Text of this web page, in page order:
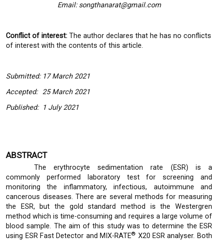
Email: songthanarat@gmail.com
Conflict of interest: The author declares that he has no conflicts
of interest with the contents of this article.
Submitted: 17 March 2021
Accepted:
25March 2021
Published:
1 July 2021
ABSTRACT
The erythrocyte sedimentation rate (ESR) is a
commonly performed laboratory test for screening and
monitoring the inflammatory, infectious, autoimmune and
cancerous diseases. There are several methods for measuring
the ESR, but the gold standard method is the Westergren
method which is time-consuming and requires a large volume of
blood sample. The aim of this study was to determine the ESR
using ESR Fast Detector and MIX-RATE® X20 ESR analyser. Both